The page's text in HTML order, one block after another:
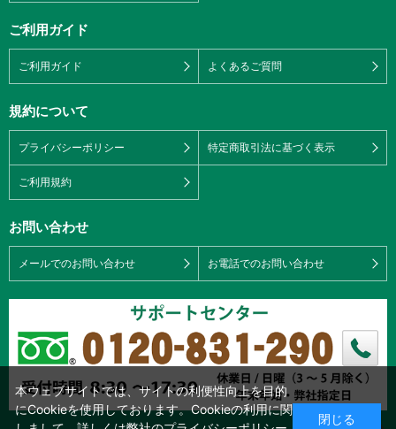
ご利用ガイド
ご利用ガイド よくあるご質問
規約について
プライバシーポリシー 特定商取引法に基づく表示
ご利用規約
お問い合わせ
メールでのお問い合わせ お電話でのお問い合わせ
本ウェブサイトでは、サイトの利便性向上を目的
にCookieを使用しております。Cookieの利用に関
閉じる